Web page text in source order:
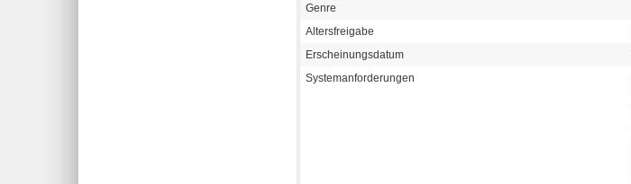
Genre
Altersfreigabe
Erscheinungsdatum
Systemanforderungen